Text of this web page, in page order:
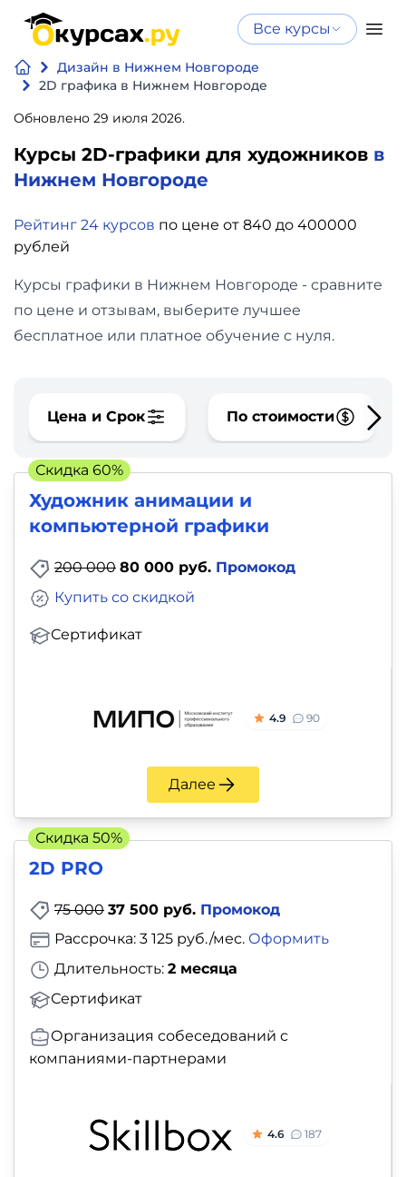
Все курсы
Дизайн в Нижнем Новгороде
2D графика в Нижнем Новгороде
Обновлено 29 июля 2026.
Курсы 2D-графики для художников в
Нижнем Новгороде
Рейтинг 24 курсов по цене от 840 до 400000
рублей
Курсы графики в Нижнем Новгороде - сравните
по цене и отзывам, выберите лучшее
бесплатное или платное обучение с нуля.
Цена и Срок По стоимости
Художник анимации и
компьютерной графики
200 000 80 000 руб. Промокод
Сертификат
Купить со скидкой
4.9 90
Далее
Скидка 60%
2D PRO
75 000 37 500 руб. Промокод
Длительность: 2 месяца
Сертификат
Рассрочка: 3 125 руб./мес. Оформить
Организация собеседований с
компаниями-партнерами
4.6 187
Скидка 50%
Нейросеть
и ИИ
Бизнес
финансы
Дизайн
Аналитика
фото,
аудио
Маркетинг
Иностранный
язык
Для
детей
здоровье,
Психология
и
саморазвитие
Прочее
Репетиторы
Тесты
профориентацию
Нейросеть и ИИ
интеллекту
Курсы по нейросетям